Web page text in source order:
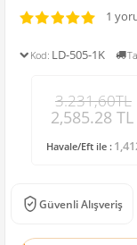
1
Kod: LD-505-1K
3.231,60TL
2,585.28 TL
Havale/Eft ile :
Güvenli Alışveriş